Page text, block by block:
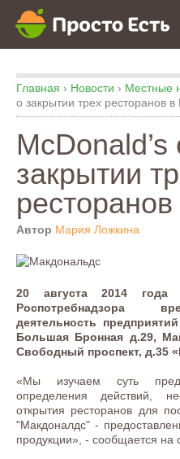
про Еду
про Кухню
про Экспертизу
Главная › Новости › Местные
о закрытии трех ресторанов в
закрытии
Автор Мария Ложкина
20 августа 2014 года
Роспотребнадзора
деятельность
Большая Бронная д.29,
Свободный проспект, д.35
«Мы изучаем суть
определения действий,
открытия ресторанов для
"Макдоналдс" -
продукции», - сообщается на